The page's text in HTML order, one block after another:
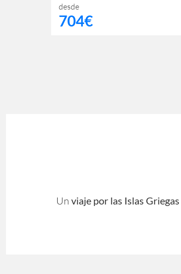
desde
704€
Un viaje por las Islas Griegas